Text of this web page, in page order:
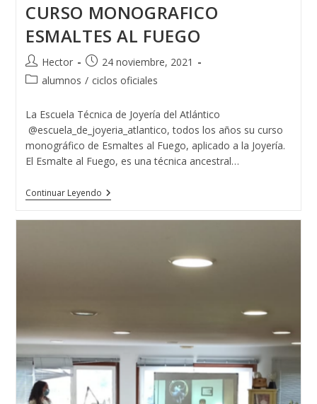
CURSO MONOGRAFICO
ESMALTES AL FUEGO
Autor
de
Hector
Publicación
de
24 noviembre, 2021
Categoría
la
entrada:
alumnos / ciclos oficiales
La Escuela Técnica de Joyería del Atlántico
@escuela_de_joyeria_atlantico, todos los años su curso
monográfico de Esmaltes al Fuego, aplicado a la Joyería.
El Esmalte al Fuego, es una técnica ancestral…
Continuar LeyendoCURSO
MONOGRAFICO